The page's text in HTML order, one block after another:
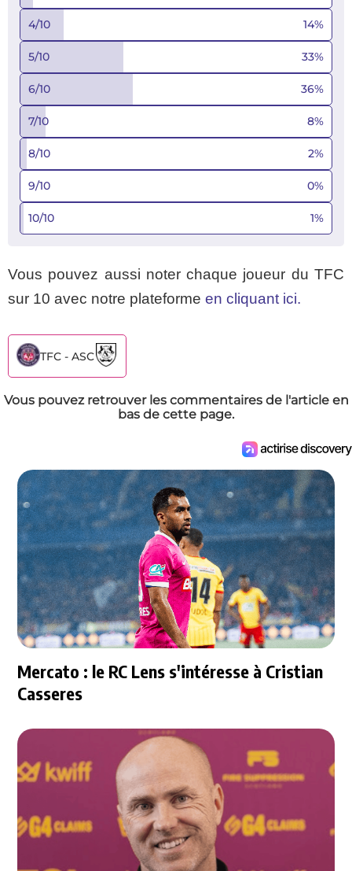
4/10 14%
5/10 33%
6/10 36%
7/10 8%
8/10 2%
9/10 0%
10/10 1%
Vous pouvez aussi noter chaque joueur du TFC
sur 10 avec notre plateforme en cliquant ici.
TFC - ASC
Vous pouvez retrouver les commentaires de l'article en
bas de cette page.
Mercato : le RC Lens s'intéresse à Cristian
Casseres